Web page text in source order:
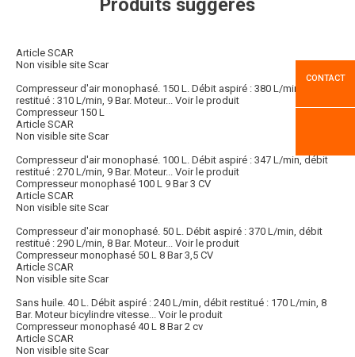
Produits suggérés
Article SCAR
Non visible site Scar
Compresseur d'air monophasé. 150 L. Débit aspiré : 380 L/min, débit
restitué : 310 L/min, 9 Bar. Moteur...
Voir le produit
Compresseur 150 L
Article SCAR
Non visible site Scar
Compresseur d'air monophasé. 100 L. Débit aspiré : 347 L/min, débit
restitué : 270 L/min, 9 Bar. Moteur...
Voir le produit
Compresseur monophasé 100 L 9 Bar 3 CV
Article SCAR
Non visible site Scar
Compresseur d'air monophasé. 50 L. Débit aspiré : 370 L/min, débit
restitué : 290 L/min, 8 Bar. Moteur...
Voir le produit
Compresseur monophasé 50 L 8 Bar 3,5 CV
Article SCAR
Non visible site Scar
Sans huile. 40 L. Débit aspiré : 240 L/min, débit restitué : 170 L/min, 8
Bar. Moteur bicylindre vitesse...
Voir le produit
Compresseur monophasé 40 L 8 Bar 2 cv
Article SCAR
Non visible site Scar
CONTACT